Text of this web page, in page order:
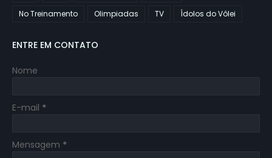
No Treinamento
Olimpiadas TV Ídolos do Vôlei
ENTRE EM CONTATO
Nome
E-mail *
Mensagem *